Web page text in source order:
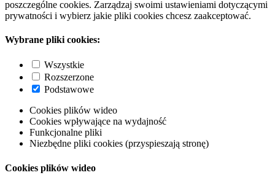
poszczególne cookies. Zarządzaj swoimi ustawieniami dotyczącymi
prywatności i wybierz jakie pliki cookies chcesz zaakceptować.
Wybrane pliki cookies:
Wszystkie
Rozszerzone
Podstawowe
Cookies plików wideo
Cookies wpływające na wydajność
Funkcjonalne pliki
Niezbędne pliki cookies (przyspieszają stronę)
Cookies plików wideo